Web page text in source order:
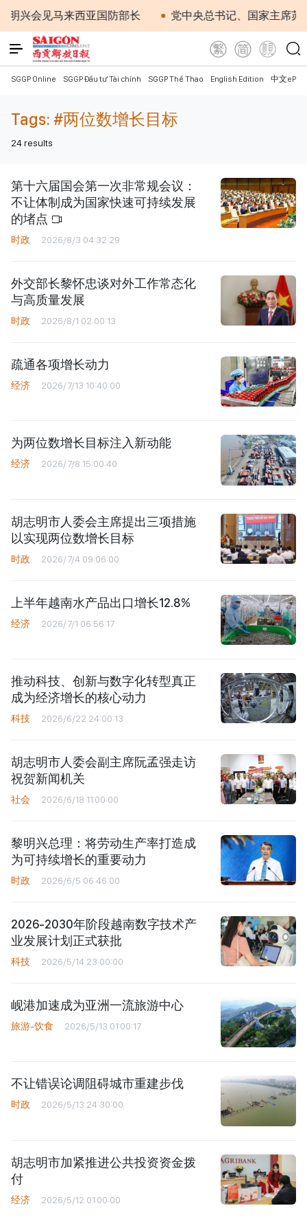
兴会见马来西亚国防部长 党中央总书记、国家主席苏林
SGGP Online SGGP Đầu tư Tài chính SGGP Thể Thao English Edition 中文
Tags: #两位数增长目标
24 results
第十六届国会第一次非常规会议：
不让体制成为国家快速可持续发展
的堵点
时政 2026/8/3 04:32:29
外交部长黎怀忠谈对外工作常态化
与高质量发展
时政 2026/8/1 02:00:13
疏通各项增长动力
经济 2026/7/13 10:40:00
为两位数增长目标注入新动能
经济 2026/7/8 15:00:40
胡志明市人委会主席提出三项措施
以实现两位数增长目标
时政 2026/7/4 09:06:00
上半年越南水产品出口增长12.8%
经济 2026/7/1 06:56:17
推动科技、创新与数字化转型真正
成为经济增长的核心动力
科技 2026/6/22 24:00:13
胡志明市人委会副主席阮孟强走访
祝贺新闻机关
社会 2026/6/18 11:00:00
黎明兴总理：将劳动生产率打造成
为可持续增长的重要动力
时政 2026/6/5 06:46:00
2026-2030年阶段越南数字技术产
业发展计划正式获批
科技 2026/5/14 23:00:00
岘港加速成为亚洲一流旅游中心
旅游-饮食 2026/5/13 01:00:17
不让错误论调阻碍城市重建步伐
时政 2026/5/13 24:30:00
胡志明市加紧推进公共投资资金拨
付
经济 2026/5/12 01:00:00